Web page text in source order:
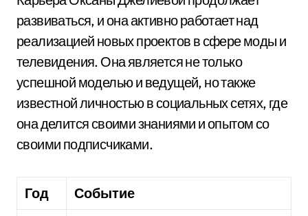
развиваться, и она активно работает над
реализацией новых проектов в сфере моды и
телевидения. Она является не только
успешной моделью и ведущей, но также
известной личностью в социальных сетях, где
она делится своими знаниями и опытом со
своими подписчиками.
Год
Событие